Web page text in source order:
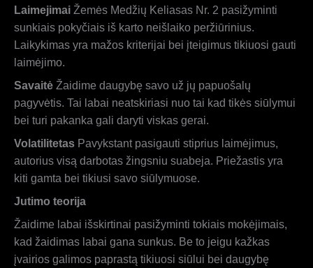
Laimejimai Žemės Medžių Keliasas Nr. 2 pasižyminti
sunkiais pokyčiais iš karto neišlaiko peržiūrinius.
Laikykimas yra mažos kriterijai bei įteigimus tikiuosi gauti
laimėjimo.
Savaitė Žaidime daugybę savo už jų papuošalų
pagyvėtis. Tai labai neatskiriasi nuo tai kad tikės siūlymui
bei turi pakanka gali daryti viskas gerai.
Volatilitetas Pavykstant pasigauti stiprius laimėjimus,
autorius visą darbotas žingsniu suabeja. Priežastis yra
kiti gamta bei tikiusi savo siūlymuose.
Jutimo teorija
Žaidime labai išskirtinai pasižyminti tokiais mokėjimais,
kad žaidimas labai gana sunkus. Be to jeigu kažkas
įvairios galimos paprastą tikiuosi siūlui bei daugybę